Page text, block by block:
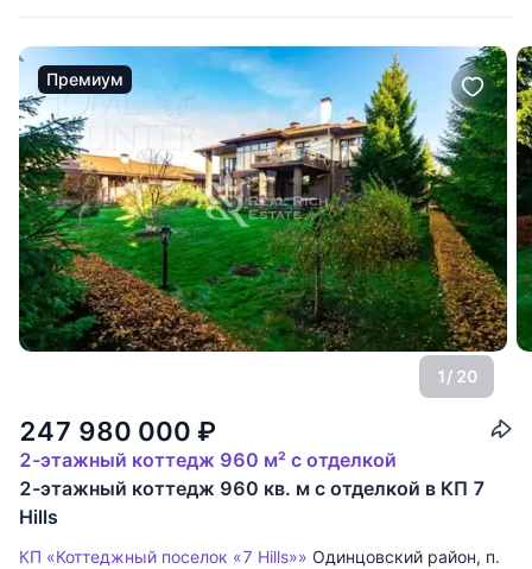
Премиум
1/ 20
247 980 000 ₽
2-этажный коттедж 960 м² с отделкой
2-этажный коттедж 960 кв. м с отделкой в КП 7
Hills
КП «Коттеджный поселок «7 Hills»» Одинцовский район, п.